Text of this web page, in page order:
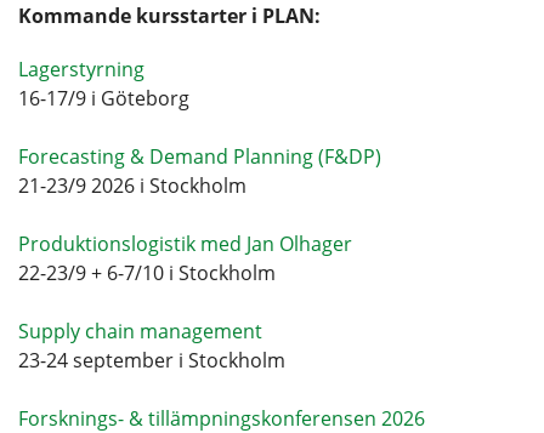
Kommande kursstarter i PLAN:
Lagerstyrning
16-17/9 i Göteborg
Forecasting & Demand Planning (F&DP)
21-23/9 2026 i Stockholm
Produktionslogistik med Jan Olhager
22-23/9 + 6-7/10 i Stockholm
Supply chain management
23-24 september i Stockholm
Forsknings- & tillämpningskonferensen 2026